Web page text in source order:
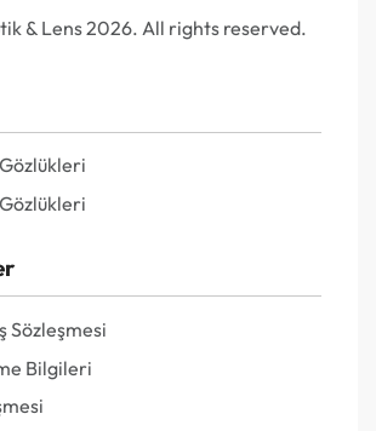
& Lens 2026. All rights reserved.
Sözleşmesi
Bilgileri